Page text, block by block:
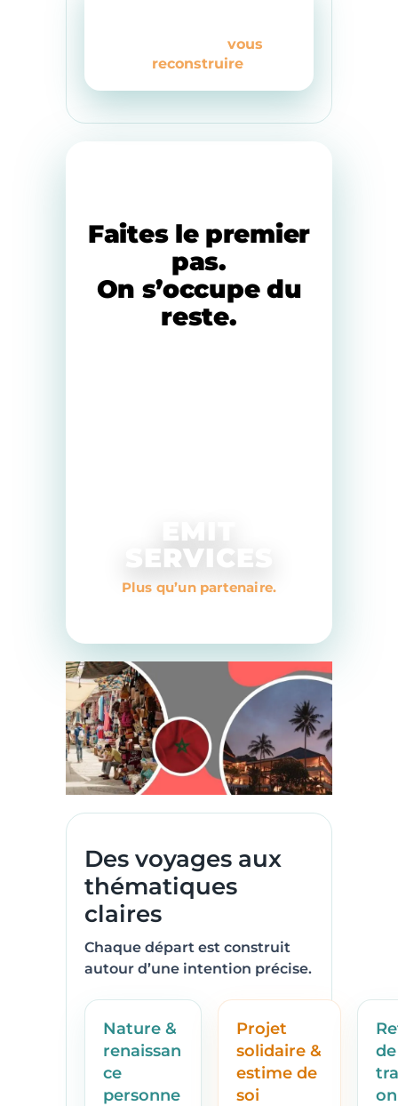
vous
reconstruire.
Faites le premier
pas.
On s’occupe du
reste.
EMIT
SERVICES
Plus qu’un partenaire.
Des voyages aux
thématiques
claires
Chaque départ est construit
autour d’une intention précise.
Nature &
renaissan
ce
personne
Projet
solidaire &
estime de
soi
de
on